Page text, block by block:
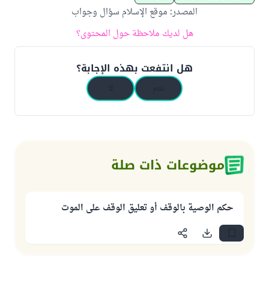
المصدر: موقع الإسلام سؤال وجواب
هل لديك ملاحظة حول المحتوى؟
هل انتفعت بهذه الإجابة؟
موضوعات ذات صلة
حكم الوصية بالوقف أو تعليق الوقف على الموت